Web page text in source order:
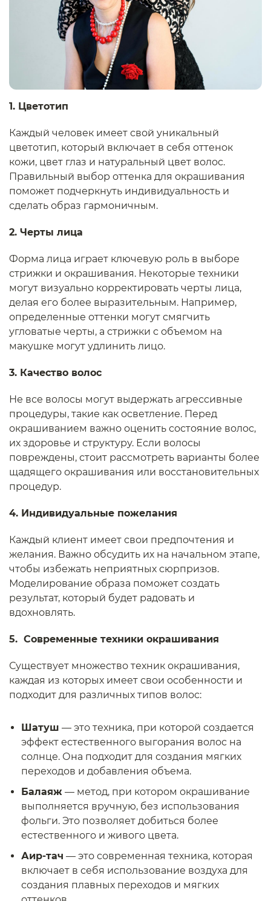
1. Цветотип
Каждый человек имеет свой уникальный
цветотип, который включает в себя оттенок
кожи, цвет глаз и натуральный цвет волос.
Правильный выбор оттенка для окрашивания
поможет подчеркнуть индивидуальность и
сделать образ гармоничным.
2. Черты лица
Форма лица играет ключевую роль в выборе
стрижки и окрашивания. Некоторые техники
могут визуально корректировать черты лица,
делая его более выразительным. Например,
определенные оттенки могут смягчить
угловатые черты, а стрижки с объемом на
макушке могут удлинить лицо.
3. Качество волос
Не все волосы могут выдержать агрессивные
процедуры, такие как осветление. Перед
окрашиванием важно оценить состояние волос,
их здоровье и структуру. Если волосы
повреждены, стоит рассмотреть варианты более
щадящего окрашивания или восстановительных
процедур.
4. Индивидуальные пожелания
Каждый клиент имеет свои предпочтения и
желания. Важно обсудить их на начальном этапе,
чтобы избежать неприятных сюрпризов.
Моделирование образа поможет создать
результат, который будет радовать и
вдохновлять.
5. Современные техники окрашивания
Существует множество техник окрашивания,
каждая из которых имеет свои особенности и
подходит для различных типов волос:
Шатуш — это техника, при которой создается
эффект естественного выгорания волос на
солнце. Она подходит для создания мягких
переходов и добавления объема.
Балаяж — метод, при котором окрашивание
выполняется вручную, без использования
фольги. Это позволяет добиться более
естественного и живого цвета.
Аир-тач — это современная техника, которая
включает в себя использование воздуха для
создания плавных переходов и мягких